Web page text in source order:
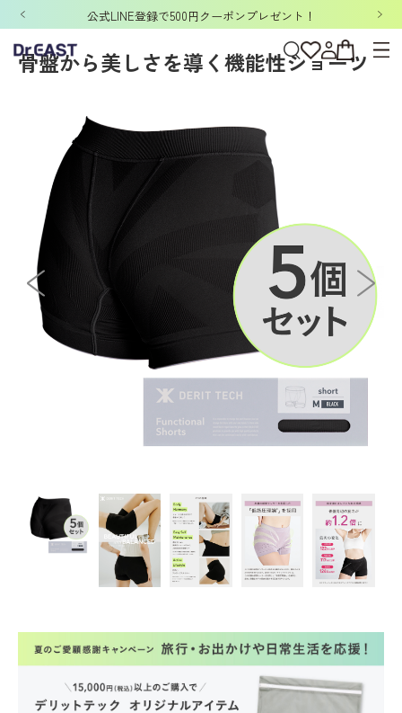
「洗濯ネット&ポーチ」ノベルティキャンペーン開催中！
ホーム DERIT TECH >DERIT TECHレディース >セット >DERIT TECH（デリ
骨盤から美しさを導く機能性ショーツ